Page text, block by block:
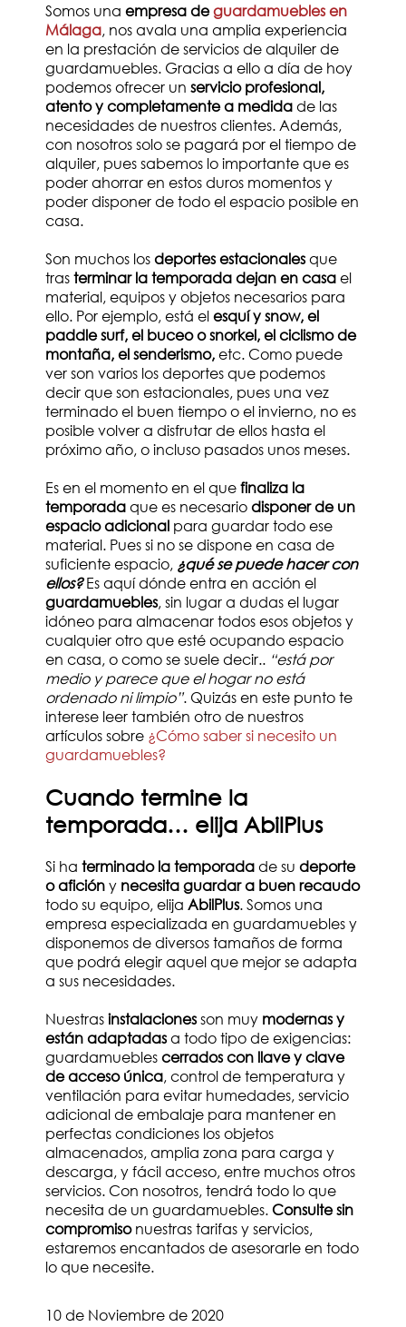
Somos una empresa deguardamuebles en
Málaga, nos avala una amplia experiencia
en la prestación de servicios de alquiler de
guardamuebles. Gracias a ello a día de hoy
podemos ofrecer un servicio profesional,
atento y completamente a medidade las
necesidades de nuestros clientes. Además,
con nosotros solo se pagará por el tiempo de
alquiler, pues sabemos lo importante que es
poder ahorrar en estos duros momentos y
poder disponer de todo el espacio posible en
casa.
Son muchos losdeportes estacionalesque
trasterminar la temporada dejan en casael
material, equipos y objetos necesarios para
ello. Por ejemplo, está elesquí y snow, el
paddle surf, el buceo o snorkel, el ciclismo de
montaña, el senderismo,etc. Como puede
ver son varios los deportes que podemos
decir que son estacionales, pues una vez
terminado el buen tiempo o el invierno, no es
posible volver a disfrutar de ellos hasta el
próximo año, o incluso pasados unos meses.
Es en el momento en el quefinaliza la
temporadaque es necesariodisponer de un
espacio adicionalpara guardar todo ese
material. Pues si no se dispone en casa de
suficiente espacio, ¿qué se puede hacer con
ellos? Es aquí dónde entra en acción el
guardamuebles, sin lugar a dudas el lugar
idóneo para almacenar todos esos objetos y
cualquier otro que esté ocupando espacio
en casa, o como se suele decir.. “está por
medio y parece que el hogar no está
ordenado ni limpio”. Quizás en este punto te
interese leer también otro de nuestros
artículos sobre ¿Cómo saber si necesito un
guardamuebles?
Cuando termine la
temporada… elija AbilPlus
Si ha terminado la temporadade su deporte
o aficióny necesita guardar a buen recaudo
todo su equipo, elija AbilPlus. Somos una
empresa especializada en guardamuebles y
disponemos de diversos tamaños de forma
que podrá elegir aquel que mejor se adapta
a sus necesidades.
Nuestrasinstalacionesson muy modernas y
están adaptadasa todo tipo de exigencias:
guardamueblescerrados con llave y clave
de acceso única, control de temperatura y
ventilación para evitar humedades, servicio
adicional de embalaje para mantener en
perfectas condiciones los objetos
almacenados, amplia zona para carga y
descarga, y fácil acceso, entre muchos otros
servicios. Con nosotros, tendrá todo lo que
necesita de un guardamuebles.Consulte sin
compromisonuestras tarifas y servicios,
estaremos encantados de asesorarle en todo
lo que necesite.
10 de Noviembre de 2020